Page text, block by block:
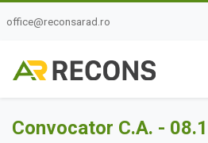
office@reconsarad.ro
Convocator C.A. -